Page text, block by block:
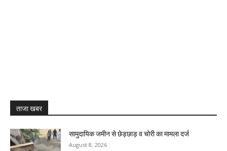
ताजा खबर
सामुदायिक जमीन से छेड़छाड़ व चोरी का मामला दर्ज
August 8, 2026